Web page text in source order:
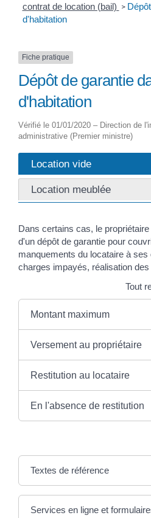
contrat de location (bail) >
d'habitation
Fiche pratique
Dépôt de garantie
d'habitation
Vérifié le 01/01/2020 – Direction de
administrative (Premier ministre)
Location vide
Location meublée
Dans certains cas, le
d'un dépôt de garantie pour
manquements du locataire à
charges impayés, réalisation
Tout
Montant maximum
Versement au propriétaire
Restitution au locataire
En l'absence de restitution
Textes de référence
Services en ligne et